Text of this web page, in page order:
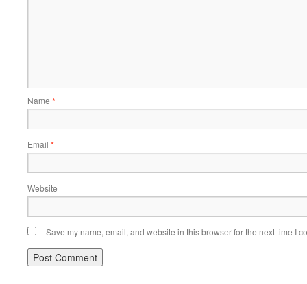
Name *
Email *
Website
Save my name, email, and website in this browser for the next time I